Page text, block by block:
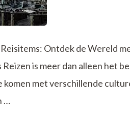
Ontdek de Wereld
Reizen is meer dan alleen het
komen met verschillende
…